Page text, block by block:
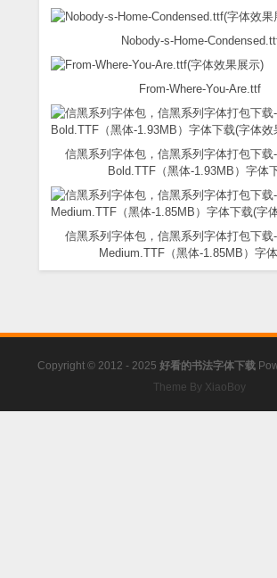
Nobody-s-Home-
From-Where-You-Are.ttf
信黑系列字体包，信黑系列字体打包下载
Bold.TTF（黑体-1.93MB）字体
信黑系列字体包，信黑系列字体打包下载
Medium.TTF（黑体-1.85MB）字
Copyright © 2012 - 2025 好看的书法字体下载
Theme By XiaoBoy